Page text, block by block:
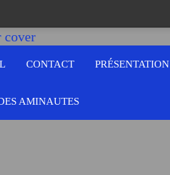
CONTACT PRÉSENTATION
AMINAUTES